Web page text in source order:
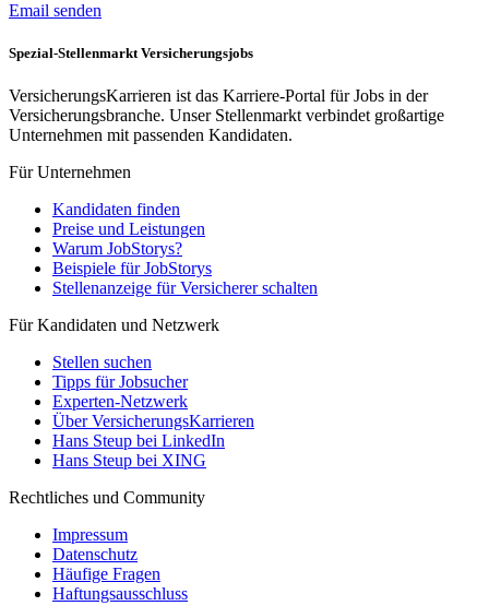
Email senden
Spezial-Stellenmarkt Versicherungsjobs
VersicherungsKarrieren ist das Karriere-Portal für Jobs in der
Versicherungsbranche. Unser Stellenmarkt verbindet großartige
Unternehmen mit passenden Kandidaten.
Für Unternehmen
Kandidaten finden
Preise und Leistungen
Warum JobStorys?
Beispiele für JobStorys
Stellenanzeige für Versicherer schalten
Für Kandidaten und Netzwerk
Stellen suchen
Tipps für Jobsucher
Experten-Netzwerk
Über VersicherungsKarrieren
Hans Steup bei LinkedIn
Hans Steup bei XING
Rechtliches und Community
Impressum
Datenschutz
Häufige Fragen
Haftungsausschluss